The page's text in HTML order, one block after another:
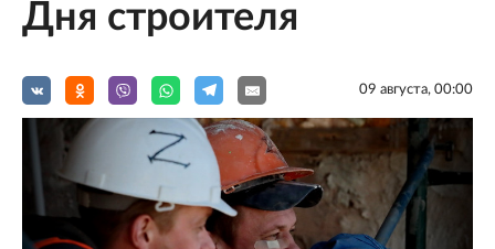
Дня строителя
09 августа, 00:00